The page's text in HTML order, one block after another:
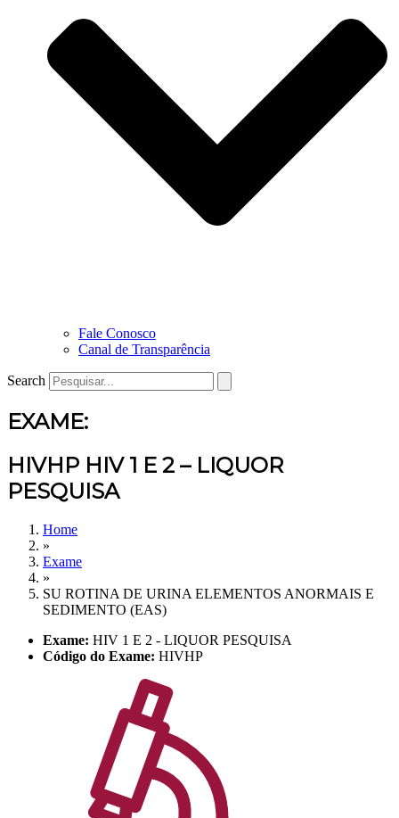
Fale Conosco
Canal de Transparência
Search
EXAME:
HIVHP HIV 1 E 2 – LIQUOR
PESQUISA
Home
»
Exame
»
SU ROTINA DE URINA ELEMENTOS ANORMAIS E
SEDIMENTO (EAS)
Exame: HIV 1 E 2 - LIQUOR PESQUISA
Código do Exame: HIVHP